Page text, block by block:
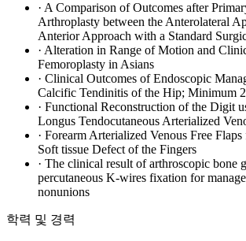
· A Comparison of Outcomes after
Arthroplasty between the Anterolateral
Anterior Approach with a Standard
· Alteration in Range of Motion and
Femoroplasty in Asians
· Clinical Outcomes of Endoscopic
Calcific Tendinitis of the Hip; Minimum
· Functional Reconstruction of the Digit
Longus Tendocutaneous Arterialized
· Forearm Arterialized Venous Free
Soft tissue Defect of the Fingers
· The clinical result of arthroscopic bone
percutaneous K-wires fixation for
nonunions
학력 및 경력